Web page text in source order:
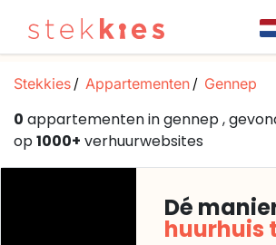
Stekkies Appartementen Gennep
0 appartementen in gennep ,
op1000+ verhuurwebsites
Dé
huurhuis